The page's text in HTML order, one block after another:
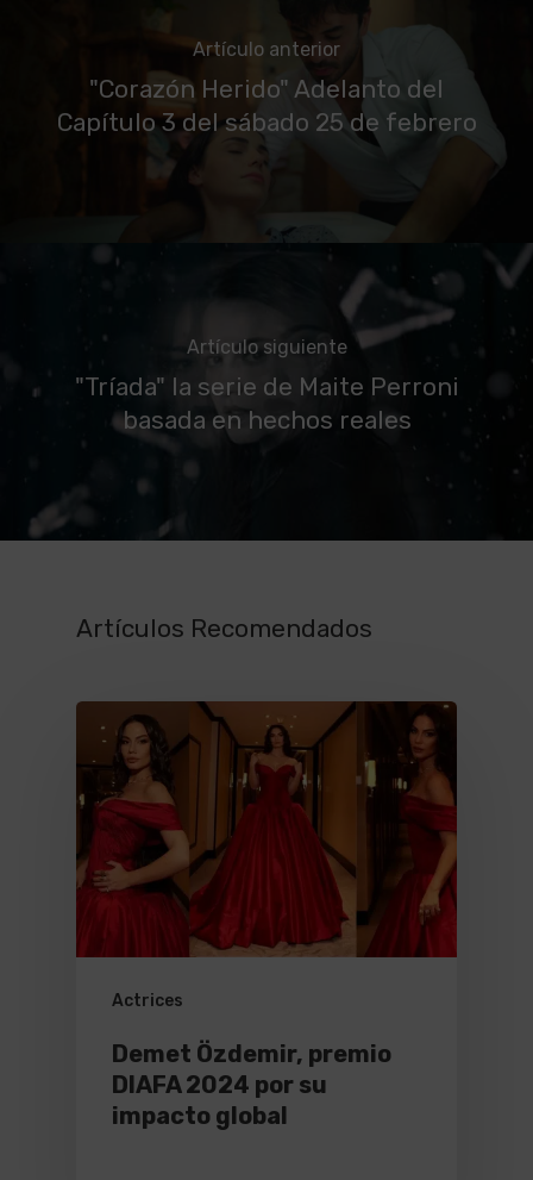
Artículo anterior
"Corazón Herido" Adelanto del
Capítulo 3 del sábado 25 de febrero
Artículo siguiente
"Tríada" la serie de Maite Perroni
basada en hechos reales
Artículos Recomendados
Actrices
Demet Özdemir, premio
DIAFA 2024 por su
impacto global